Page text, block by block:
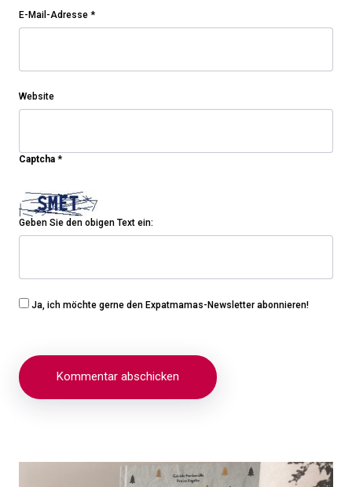
E-Mail-Adresse *
Website
Captcha *
Geben Sie den obigen Text ein:
Ja, ich möchte gerne den Expatmamas-Newsletter abonnieren!
Beitragsnavigation